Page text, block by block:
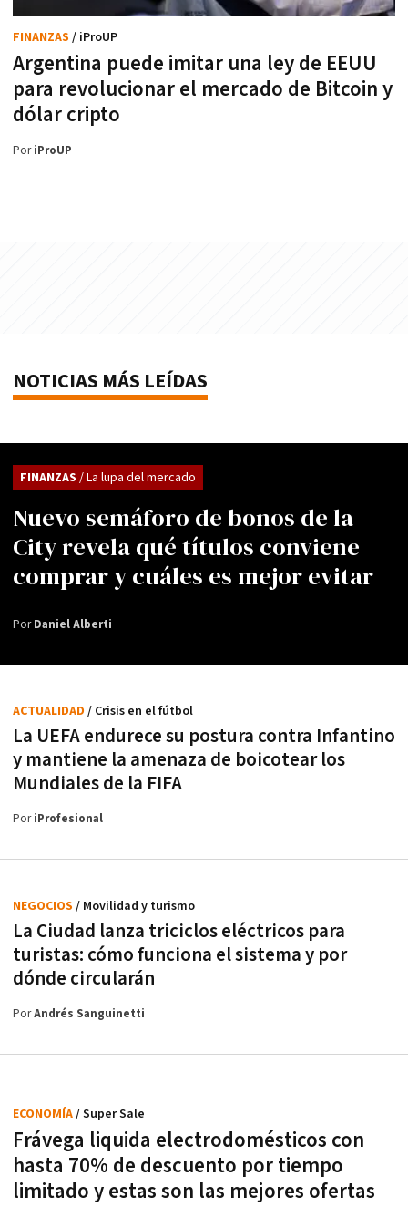
Argentina puede imitar una ley de EEUU
para revolucionar el mercado de Bitcoin y
dólar cripto
FINANZAS / iProUP
PoriProUP
NOTICIAS MÁS LEÍDAS
Nuevo semáforo de bonos de la
City revela qué títulos conviene
comprar y cuáles es mejor evitar
FINANZAS / La lupa del mercado
PorDaniel Alberti
La UEFA endurece su postura contra Infantino
y mantiene la amenaza de boicotear los
Mundiales de la FIFA
ACTUALIDAD / Crisis en el fútbol
PoriProfesional
La Ciudad lanza triciclos eléctricos para
turistas: cómo funciona el sistema y por
dónde circularán
NEGOCIOS / Movilidad y turismo
PorAndrés Sanguinetti
Frávega liquida electrodomésticos con
hasta 70% de descuento por tiempo
limitado y estas son las mejores ofertas
ECONOMÍA/ Super Sale